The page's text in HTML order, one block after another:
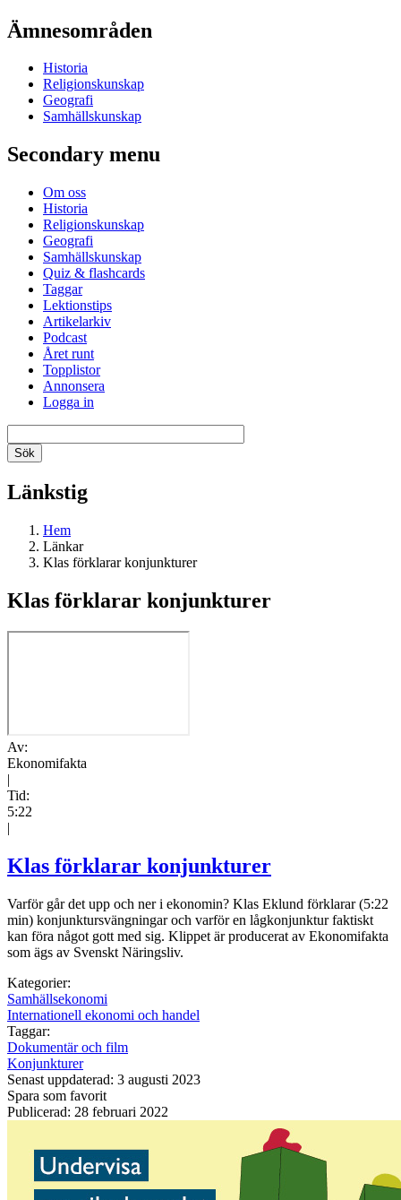
Ämnesområden
Historia
Religionskunskap
Geografi
Samhällskunskap
Secondary menu
Om oss
Historia
Religionskunskap
Geografi
Samhällskunskap
Quiz & flashcards
Taggar
Lektionstips
Artikelarkiv
Podcast
Året runt
Topplistor
Annonsera
Logga in
Länkstig
Hem
Länkar
Klas förklarar konjunkturer
Klas förklarar konjunkturer
Av:
Ekonomifakta
|
Tid:
5:22
|
Klas förklarar konjunkturer
Varför går det upp och ner i ekonomin? Klas Eklund förklarar (5:22
min) konjunktursvängningar och varför en lågkonjunktur faktiskt
kan föra något gott med sig. Klippet är producerat av Ekonomifakta
som ägs av Svenskt Näringsliv.
Kategorier:
Samhällsekonomi
Internationell ekonomi och handel
Taggar:
Dokumentär och film
Konjunkturer
Senast uppdaterad: 3 augusti 2023
Spara som favorit
Publicerad: 28 februari 2022